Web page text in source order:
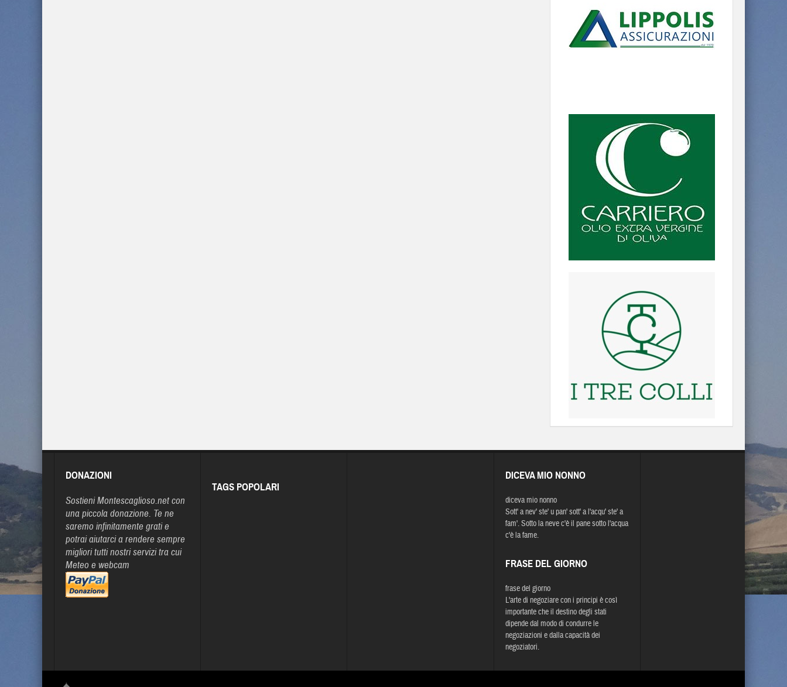
DONAZIONI
Sostieni Montescaglioso.net con
una piccola donazione. Te ne
saremo infinitamente grati e
potrai aiutarci a rendere sempre
migliori tutti nostri servizi tra cui
Meteo e webcam
TAGS POPOLARI
DICEVA MIO NONNO
diceva mio nonno
Sott' a nev' ste' u pan' sott' a l'acqu' ste' a
fam'. Sotto la neve c'è il pane sotto l'acqua
c'è la fame.
FRASE DEL GIORNO
frase del giorno
L'arte di negoziare con i principi è così
importante che il destino degli stati
dipende dal modo di condurre le
negoziazioni e dalla capacità dei
negoziatori.